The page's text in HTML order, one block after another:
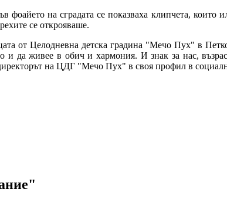
фоайето на сградата се показваха клипчета,
се открояваше.
от Целодневна детска градина "Мечо Пух" в
и да живее в обич и хармония. И знак за нас,
на ЦДГ "Мечо Пух" в своя профил в